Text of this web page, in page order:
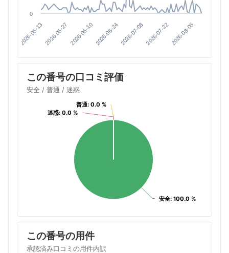
2026-05-13 2026-05-27 2026-06-10 2026-06-24 2026-07-08 2026-07-22 2026-08-05
0
この番号の口コミ評価
安全 / 普通 / 迷惑
安全: 100.0 %
安全: 100.0 %
普通: 0.0 %
普通: 0.0 %
迷惑: 0.0 %
迷惑: 0.0 %
この番号の用件
承認済み口コミの用件内訳